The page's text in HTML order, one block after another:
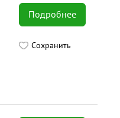
Подробнее
Сохранить